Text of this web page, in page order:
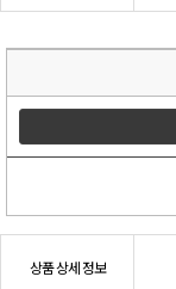
상품 상세 정보